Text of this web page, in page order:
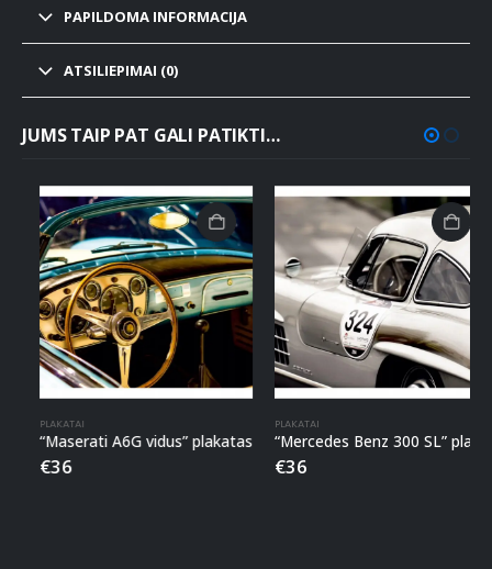
PAPILDOMA INFORMACIJA
ATSILIEPIMAI (0)
JUMS TAIP PAT GALI PATIKTI…
PLAKATAI
“Maserati A6G vidus” plakatas
36
PLAKATAI
“Mercedes Benz 300 SL” plakatas
36